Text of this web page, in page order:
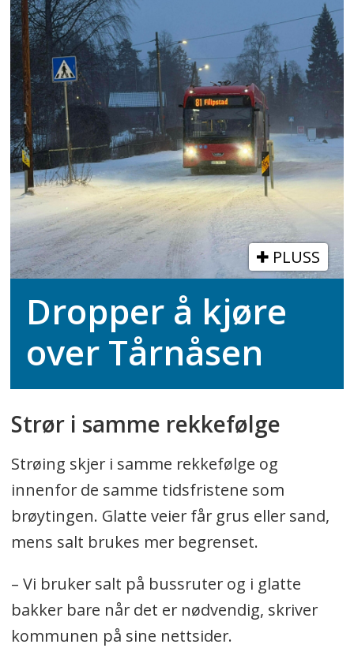
PLUSS
Dropper å kjøre
over Tårnåsen
Strør i samme rekkefølge
Strøing skjer i samme rekkefølge og
innenfor de samme tidsfristene som
brøytingen. Glatte veier får grus eller sand,
mens salt brukes mer begrenset.
– Vi bruker salt på bussruter og i glatte
bakker bare når det er nødvendig, skriver
kommunen på sine nettsider.